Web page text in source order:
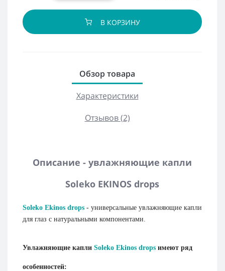
В КОРЗИНУ
Обзор товара
Характеристики
Отзывов (2)
Описание - увлажняющие капли
Soleko EKINOS drops
Soleko Ekinos drops - универсальные увлажняющие капли
для глаз с натуральными компонентами.
Увлажняющие капли Soleko Ekinos drops имеют ряд
особенностей: